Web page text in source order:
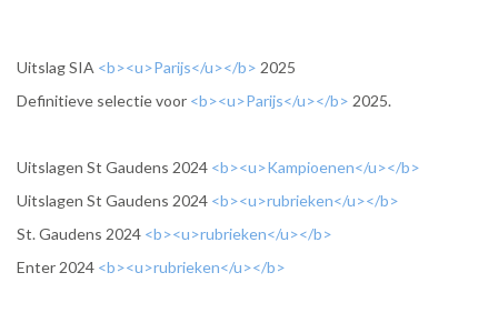
Uitslag SIA <b><u>Parijs</u></b> 2025
Definitieve selectie voor <b><u>Parijs</u></b> 2025.
Uitslagen St Gaudens 2024 <b><u>Kampioenen</u></b>
Uitslagen St Gaudens 2024 <b><u>rubrieken</u></b>
St. Gaudens 2024 <b><u>rubrieken</u></b>
Enter 2024 <b><u>rubrieken</u></b>